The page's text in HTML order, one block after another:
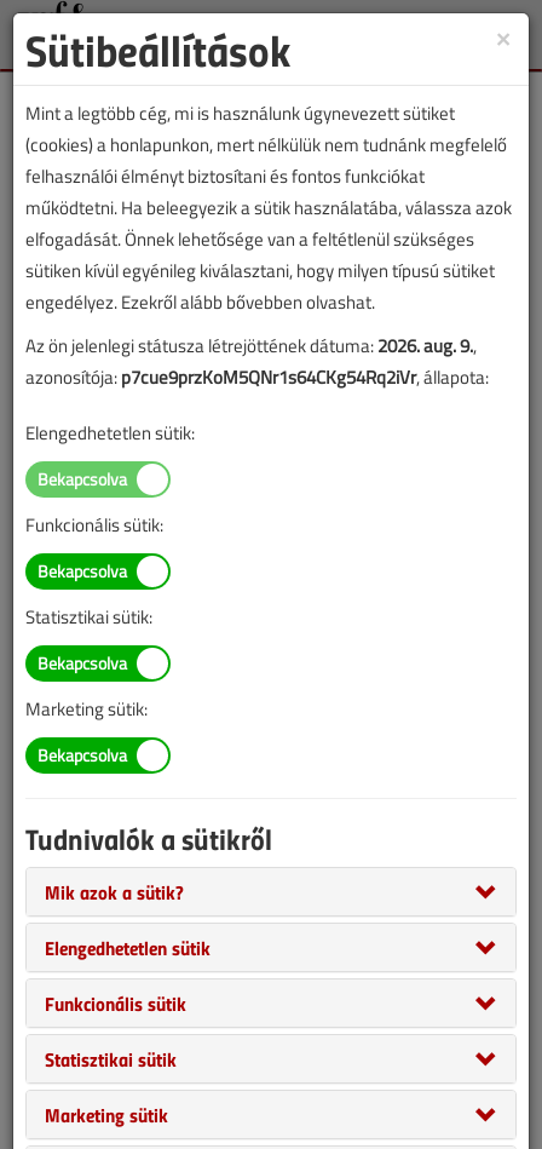
Toggle
Lapszám:
TARTALOM
Hírek
BWT, Midea, FM, AUX,
Convegno, csempészet,
felmérés
Hírek, újdonságok
2026/7-8. lapszám
Új generációs visszamosható vízszűrő a hálózati vízvédelemben:
BWT MACH. Midea AI Ecomaster: intelligens komfortplatform.
Több ezer milliárd dolláros piaccá vált a létesítményüzemeltetési
szektor. Az AUX alapítója személyesen látogatott el a Rotovill
székházába. 120 ezer látogató járt a milánói Mostra Convegno-n.
Csempészhálózatot számoltak fel Görögországban. Az európai
polgárok támogatják a hőszivattyúra váltást.
×
Sütibeállítások
Mint a legtöbb cég, mi is használunk úgynevezett sütiket
(cookies) a honlapunkon, mert nélkülük nem tudnánk megfelelő
felhasználói élményt biztosítani és fontos funkciókat
működtetni. Ha beleegyezik a sütik használatába, válassza azok
elfogadását. Önnek lehetősége van a feltétlenül szükséges
sütiken kívül egyénileg kiválasztani, hogy milyen típusú sütiket
engedélyez. Ezekről alább bővebben olvashat.
Az ön jelenlegi státusza létrejöttének dátuma:2026. aug. 9.,
azonosítója:p7cue9przKoM5QNr1s64CKg54Rq2iVr, állapota:
Elengedhetetlen sütik:
Funkcionális sütik:
Statisztikai sütik:
Marketing sütik:
Tudnivalók a sütikről
Mik azok a sütik?
Elengedhetetlen sütik
Funkcionális sütik
Statisztikai sütik
Marketing sütik